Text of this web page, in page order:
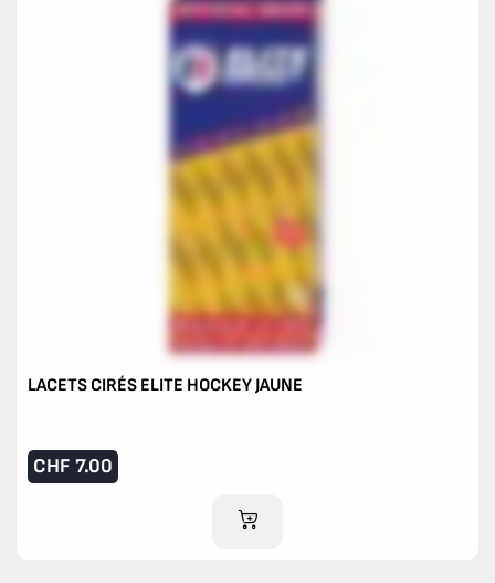
LACETS CIRÉS ELITE HOCKEY JAUNE
CHF 7.00
AJOUTER AU PANIER